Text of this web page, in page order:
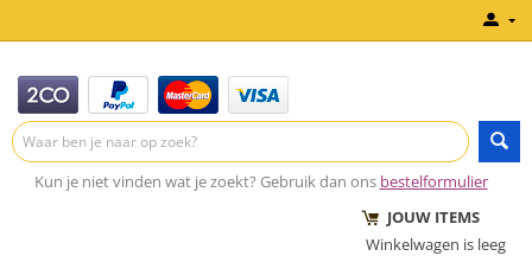
Kun je niet vinden wat je zoekt? Gebruik dan ons bestelformulier
JOUW ITEMS
Winkelwagen is leeg